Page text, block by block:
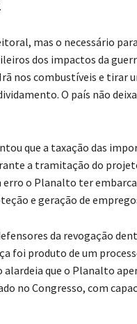
mas o necessário
dos impactos da
nos combustíveis e tirar
O país não
que a taxação das
a tramitação do
o Planalto ter
e geração de
da revogação
foi produto de um
alardeia que o Planalto
no Congresso, com